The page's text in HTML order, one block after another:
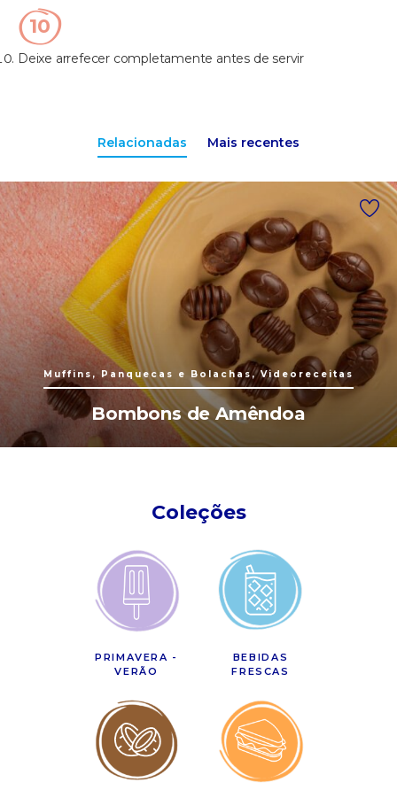
Deixe arrefecer completamente antes de servir
Relacionadas Mais recentes
Muffins, Panquecas e Bolachas, Videoreceitas
Bombons de Amêndoa
Coleções
PRIMAVERA -
VERÃO
BEBIDAS
FRESCAS